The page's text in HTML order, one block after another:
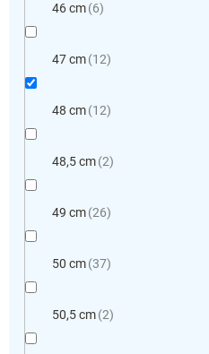
46 cm 6
47 cm 12
48 cm 12
48,5 cm 2
49 cm 26
50 cm 37
50,5 cm 2